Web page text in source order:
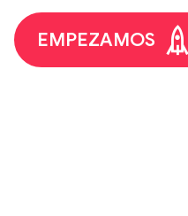
EMPEZAMOS